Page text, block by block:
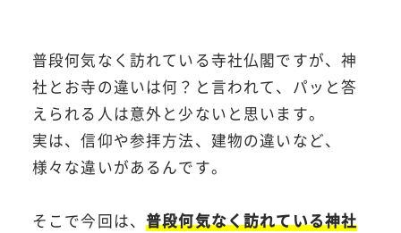
普段何気なく訪れている寺社仏閣ですが、神
社とお寺の違いは何？と言われて、パッと答
えられる人は意外と少ないと思います。
実は、信仰や参拝方法、建物の違いなど、
様々な違いがあるんです。
そこで今回は、普段何気なく訪れている神社